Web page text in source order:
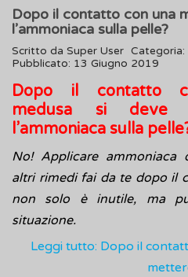
Dopo il contatto con una
l’ammoniaca sulla pelle?
Scritto da Super User Categoria:
Pubblicato: 13 Giugno 2019
Dopo il contatto
medusa si deve
l’ammoniaca sulla
No! Applicare ammoniaca
altri rimedi fai da te dopo il
non solo è inutile, ma
situazione.
Leggi tutto: Dopo il